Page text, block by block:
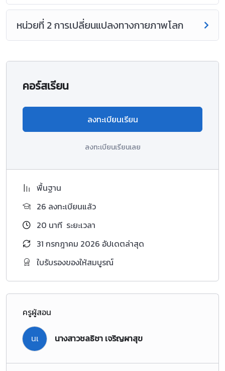
หน่วยที่ 2 การเปลี่ยนแปลงทางกายภาพโลก
คอร์สเรียน
ลงทะเบียนเรียน
ลงทะเบียนเรียนเลย
พื้นฐาน
26 ลงทะเบียนแล้ว
20 นาที ระยะเวลา
31 กรกฎาคม 2026 อัปเดตล่าสุด
ใบรับรองของให้สมบูรณ์
ครูผู้สอน
นเ นางสาวชลธิชา เจริญผาสุข